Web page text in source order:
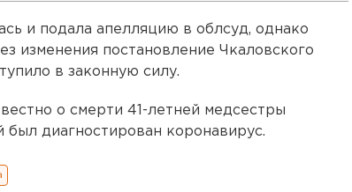
и подала апелляцию в облсуд, однако
изменения постановление Чкаловского
в законную силу.
о смерти 41-летней медсестры
диагностирован коронавирус.